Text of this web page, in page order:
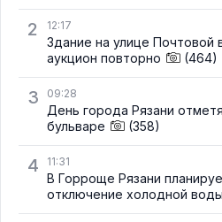
2 12:17
Здание на улице Почтовой
аукцион повторно
(464)
3 09:28
День города Рязани
бульваре
(358)
4 11:31
В Горроще Рязани
отключение холодной воды